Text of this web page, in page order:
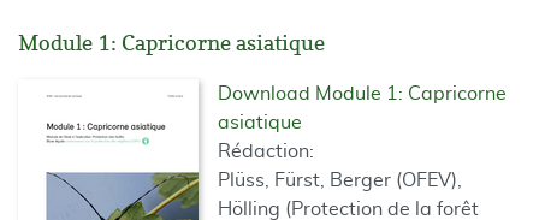
Module 1: Capricorne asiatique
Download Module 1: Capricorne
asiatique
Rédaction:
Plüss, Fürst, Berger (OFEV),
Hölling (Protection de la forêt